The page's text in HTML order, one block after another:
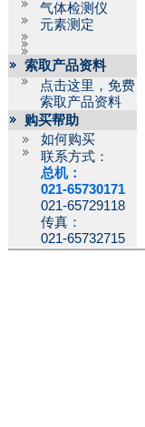
气体检测仪
元素测定
索取产品资料
点击这里，免费
索取产品资料
购买帮助
如何购买
联系方式：
总机：
021-65730171
021-65729118
传真：
021-65732715